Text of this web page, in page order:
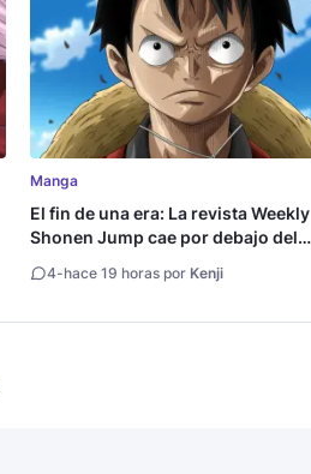
Manga
El fin de una era: La revista Weekly
Shonen Jump cae por debajo del
4-hace 19 horas por Kenji